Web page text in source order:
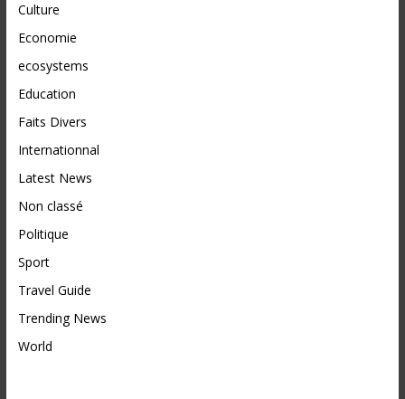
Culture
Economie
ecosystems
Education
Faits Divers
Internationnal
Latest News
Non classé
Politique
Sport
Travel Guide
Trending News
World